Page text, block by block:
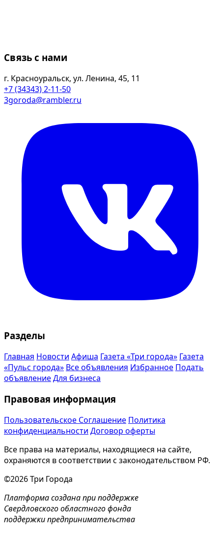
Связь с нами
г. Красноуральск, ул. Ленина, 45, 11
+7 (34343) 2-11-50
3goroda@rambler.ru
Разделы
Главная Новости Афиша Газета «Три города» Газета
«Пульс города» Все объявления Избранное Подать
объявлениеДля бизнеса
Правовая информация
Пользовательское Соглашение Политика
конфиденциальности Договор оферты
Все права на материалы, находящиеся на сайте,
охраняются в соответствии с законодательством РФ.
©2026 Три Города
Платформа создана при поддержке
Свердловского областного фонда
поддержки предпринимательства